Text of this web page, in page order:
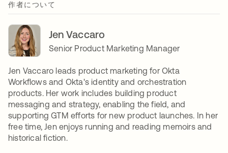
作者について
Jen Vaccaro
Senior Product Marketing Manager
Jen Vaccaro leads product marketing for Okta
Workflows and Okta's identity and orchestration
products. Her work includes building product
messaging and strategy, enabling the field, and
supporting GTM efforts for new product launches. In her
free time, Jen enjoys running and reading memoirs and
historical fiction.